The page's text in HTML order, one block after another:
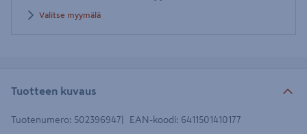
Valitse myymälä
Tuotteen kuvaus
Tuotenumero: 502396947 EAN-koodi: 6411501410177